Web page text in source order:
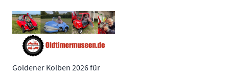
Goldener Kolben 2026 für